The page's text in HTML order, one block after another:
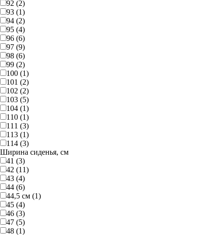
92 (2)
93 (1)
94 (2)
95 (4)
96 (6)
97 (9)
98 (6)
99 (2)
100 (1)
101 (2)
102 (2)
103 (5)
104 (1)
110 (1)
111 (3)
113 (1)
114 (3)
Ширина сиденья, см
41 (3)
42 (11)
43 (4)
44 (6)
44,5 см (1)
45 (4)
46 (3)
47 (5)
48 (1)